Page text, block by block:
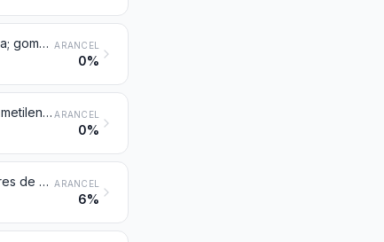
Colofonias y ácidos resínicos, y sus derivados; esencia y aceites de colofonia; gomas fundidas ARANCEL
0%
Alquitranes de madera; aceites de alquitrán de madera; creosota de madera; metileno (nafta de madera); pez vegetal; pez de cervecería y preparaciones similares a base de colofonia, de ácidos resínicos o de pez vegetal ARANCEL
0%
Insecticidas, raticidas y demás antirroedores, fungicidas, herbicidas, inhibidores de germinación y reguladores del crecimiento de las plantas, desinfectantes y productos similares, presentados en formas o en envases para la venta al por menor, o como preparaciones o artículos tales como cintas, mechas y velas, azufradas, y papeles matamoscas ARANCEL
6%